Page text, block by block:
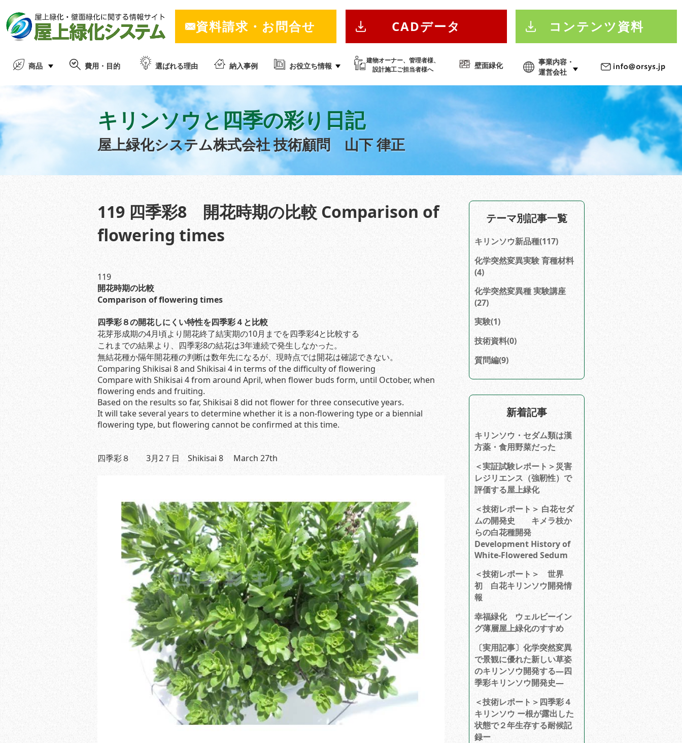
資料請求・お問合せ CADデータ コンテンツ資料
商品 費用・目的 選ばれる理由 納入事例 お役立ち情報
建物オーナー、管理者様、
設計施工ご担当者様へ
壁面緑化
事業内容・
運営会社
キリンソウと四季の彩り日記
屋上緑化システム株式会社技術顧問 山下 律正
119 四季彩8 開花時期の比較 Comparison of
flowering times
119
開花時期の比較
Comparison of flowering times
四季彩８の開花しにくい特性を四季彩４と比較
花芽形成期の4月頃より開花終了結実期の10月までを四季彩4と比較する
これまでの結果より、四季彩8の結花は3年連続で発生しなかった。
無結花種か隔年開花種の判断は数年先になるが、現時点では開花は確認できない。
Comparing Shikisai 8 and Shikisai 4 in terms of the difficulty of flowering
Compare with Shikisai 4 from around April, when flower buds form, until October, when
flowering ends and fruiting.
Based on the results so far, Shikisai 8 did not flower for three consecutive years.
It will take several years to determine whether it is a non-flowering type or a biennial
flowering type, but flowering cannot be confirmed at this time.
四季彩８ 3月2７日 Shikisai 8 March 27th
テーマ別記事一覧
キリンソウ新品種(117)
化学突然変異実験 育種材料
(4)
化学突然変異種 実験講座
(27)
実験(1)
技術資料(0)
質問編(9)
新着記事
キリンソウ・セダム類は漢
方薬・食用野菜だった
＜実証試験レポート＞災害
レジリエンス（強靭性）で
評価する屋上緑化
＜技術レポート＞ 白花セダ
ムの開発史 キメラ枝か
らの白花種開発
Development History of
White-Flowered Sedum
＜技術レポート＞ 世界
初 白花キリンソウ開発情
報
幸福緑化 ウェルビーイン
グ薄層屋上緑化のすすめ
〔実用記事〕化学突然変異
で景観に優れた新しい草姿
のキリンソウ開発する―四
季彩キリンソウ開発史―
＜技術レポート＞四季彩４
キリンソウ ー根が露出した
状態で２年生存する耐候記
録ー